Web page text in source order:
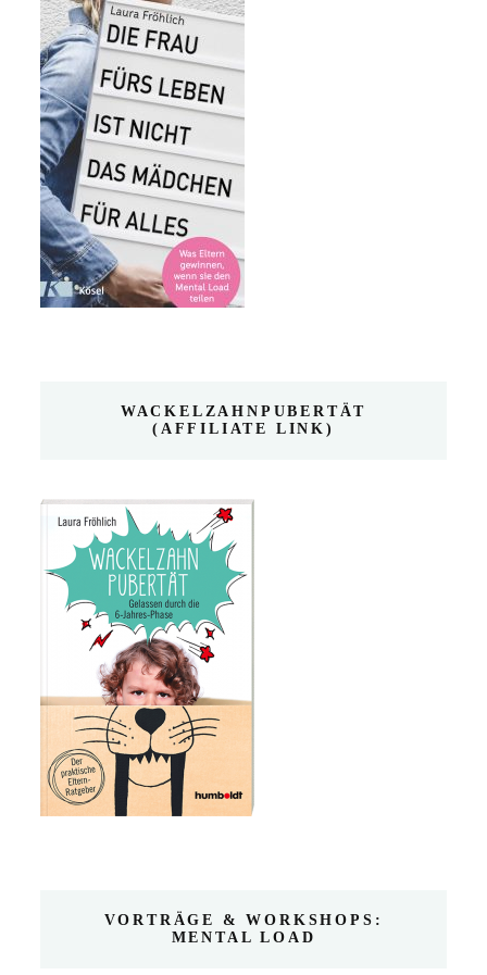
WACKELZAHNPUBERTÄT
(AFFILIATE LINK)
VORTRÄGE & WORKSHOPS:
MENTAL LOAD